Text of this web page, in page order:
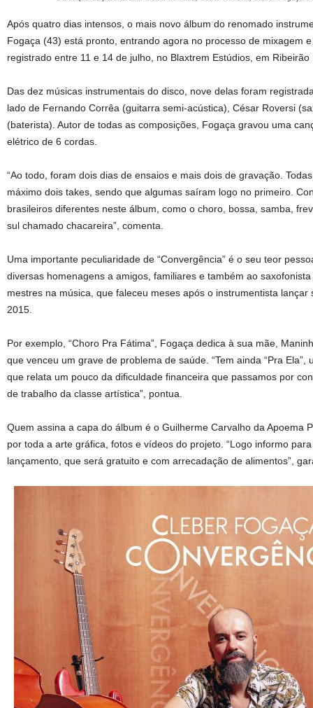
Após quatro dias intensos, o mais novo álbum do renomado
Fogaça (43) está pronto, entrando agora no processo de mixagem
registrado entre 11 e 14 de julho, no Blaxtrem Estúdios, em Ribeirão
Das dez músicas instrumentais do disco, nove delas foram
lado de Fernando Corrêa (guitarra semi-acústica), César Roversi
(baterista). Autor de todas as composições, Fogaça gravou uma
elétrico de 6 cordas.
“Ao todo, foram dois dias de ensaios e mais dois de gravação.
máximo dois takes, sendo que algumas saíram logo no primeiro.
brasileiros diferentes neste álbum, como o choro, bossa, samba,
sul chamado chacareira”, comenta.
Uma importante peculiaridade de “Convergência” é o seu teor
diversas homenagens a amigos, familiares e também ao
mestres na música, que faleceu meses após o instrumentista lançar
2015.
Por exemplo, “Choro Pra Fátima”, Fogaça dedica à sua mãe,
que venceu um grave de problema de saúde. “Tem ainda “Pra
que relata um pouco da dificuldade financeira que passamos por
de trabalho da classe artística”, pontua.
Quem assina a capa do álbum é o Guilherme Carvalho da Apoema
por toda a arte gráfica, fotos e vídeos do projeto. “Logo informo
lançamento, que será gratuito e com arrecadação de alimentos”,